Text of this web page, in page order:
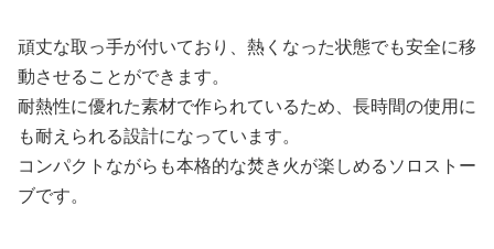
頑丈な取っ手が付いており、熱くなった状態でも安全に移
動させることができます。
耐熱性に優れた素材で作られているため、長時間の使用に
も耐えられる設計になっています。
コンパクトながらも本格的な焚き火が楽しめるソロストー
ブです。